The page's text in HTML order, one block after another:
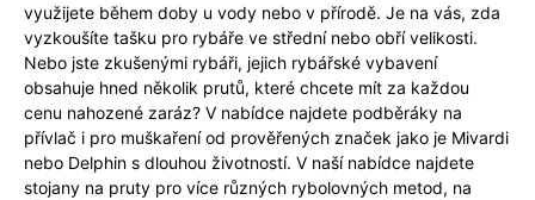
využijete během doby u vody nebo v přírodě. Je na vás, zda
vyzkoušíte tašku pro rybáře ve střední nebo obří velikosti.
Nebo jste zkušenými rybáři, jejich rybářské vybavení
obsahuje hned několik prutů, které chcete mít za každou
cenu nahozené zaráz? V nabídce najdete podběráky na
přívlač i pro muškaření od prověřených značek jako je Mivardi
nebo Delphin s dlouhou životností. V naší nabídce najdete
stojany na pruty pro více různých rybolovných metod, na